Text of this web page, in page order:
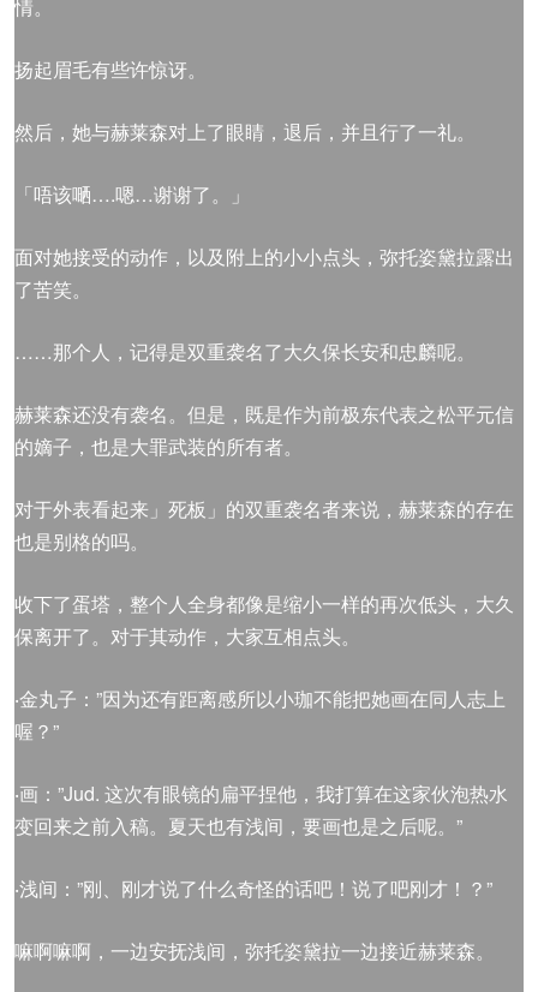
情。
扬起眉毛有些许惊讶。
然后，她与赫莱森对上了眼睛，退后，并且行了一礼。
「唔该嗮….嗯…谢谢了。」
面对她接受的动作，以及附上的小小点头，弥托姿黛拉露出
了苦笑。
……那个人，记得是双重袭名了大久保长安和忠麟呢。
赫莱森还没有袭名。但是，既是作为前极东代表之松平元信
的嫡子，也是大罪武装的所有者。
对于外表看起来」死板」的双重袭名者来说，赫莱森的存在
也是别格的吗。
收下了蛋塔，整个人全身都像是缩小一样的再次低头，大久
保离开了。对于其动作，大家互相点头。
‧金丸子：”因为还有距离感所以小珈不能把她画在同人志上
喔？”
‧画：”Jud. 这次有眼镜的扁平捏他，我打算在这家伙泡热水
变回来之前入稿。夏天也有浅间，要画也是之后呢。”
‧浅间：”刚、刚才说了什么奇怪的话吧！说了吧刚才！？”
嘛啊嘛啊，一边安抚浅间，弥托姿黛拉一边接近赫莱森。